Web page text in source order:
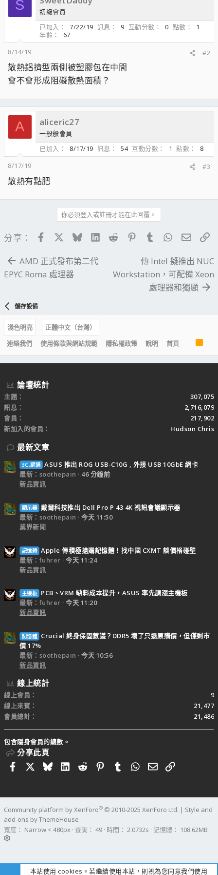
S
初級會員
已加入
7/22/19 訊息 9 互動分數 0 點數
1
年齡
67
8/14/19
#2
散熱鋁擠型兩側被塑膠包在中間
會不會形成阻礙散熱面積？
A aliceric27
一般般會員
已加入
8/17/19 訊息 54 互動分數 1 點數
8
8/17/19
#3
散熱有點肥
你必須登入或註冊才能在此回覆。
分享： FacebookBlueskyLinkedIn
Reddit PinterestTumblrWhatsApp
電子
AMD 正式發布第二代
EPYC Roma 處理器
傳 Intel 擬推出 NUC
Workstation，可配備 Xeon
處理器和獨顯
儲存設備
淺色明亮
正體中文（台灣）
連絡我們
使用條款與網站規範 隱私權政策 說明 首頁
R
S
S
論壇統計
主題
307,075
訊息
2,716,079
會員
217,902
新加入的會員
Hudson Chris
最新文章
3C.網通 ASUS 推出 ROG USB-C10G , 外接 USB 10GbE 網卡
最新：soothepain
46 分鐘前
新品資訊
顯示器 戴爾科技推出 Dell Pro P 43 4K 視訊會議顯示器
最新：soothepain
今天 11:50
業界新聞
記憶體 Apple 傳積極搶購記憶體！找中國 CXMT 談價格碰壁
最新：fuhrer
今天 11:24
新品資訊
主機板
PCB、VRM 缺料成本提升，ASUS 率先調漲主機板
最新：fuhrer
今天 11:20
新品資訊
記憶體
Crucial 終身保固惹議？DDR5 壞了只退原購價，但僅剩市
價 17%
最新：soothepain
今天 10:56
新品資訊
線上統計
線上會員
9
線上來賓
21,477
會員總計
21,486
包含隱身會員的總數。
分享此頁
FacebookBlueskyLinkedIn
RedditPinterestTumblrWhatsApp
電子郵件
連結
Community platform by XenForo® © 2010-2025 XenForo Ltd. | Style and
add-ons by ThemeHouse
寬度
查詢 49 時間 2.0732s 記憶體 108.62MB
本站使用 cookies。若繼續使用本站，則視為您同意我們使用